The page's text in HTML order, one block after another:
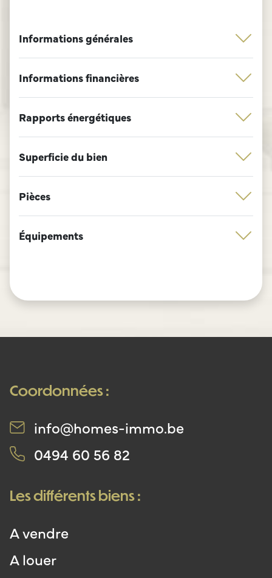
Informations générales
Informations financières
Rapports énergétiques
Superficie du bien
Pièces
Équipements
Coordonnées :
info@homes-immo.be
0494 60 56 82
Les différents biens :
A vendre
A louer